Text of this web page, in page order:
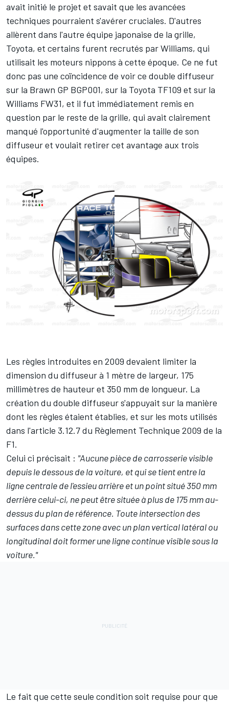
avait initié le projet et savait que les avancées
techniques pourraient s'avérer cruciales. D'autres
allèrent dans l'autre équipe japonaise de la grille,
Toyota, et certains furent recrutés par Williams, qui
utilisait les moteurs nippons à cette époque. Ce ne fut
donc pas une coïncidence de voir ce double diffuseur
sur la Brawn GP BGP001, sur la Toyota TF109 et sur la
Williams FW31, et il fut immédiatement remis en
question par le reste de la grille, qui avait clairement
manqué l'opportunité d'augmenter la taille de son
diffuseur et voulait retirer cet avantage aux trois
équipes.
Les règles introduites en 2009 devaient limiter la
dimension du diffuseur à 1 mètre de largeur, 175
millimètres de hauteur et 350 mm de longueur. La
création du double diffuseur s'appuyait sur la manière
dont les règles étaient établies, et sur les mots utilisés
dans l'article 3.12.7 du Règlement Technique 2009 de la
F1.
Celui ci précisait : "Aucune pièce de carrosserie visible
depuis le dessous de la voiture, et qui se tient entre la
ligne centrale de l'essieu arrière et un point situé 350 mm
derrière celui-ci, ne peut être située à plus de 175 mm au-
dessus du plan de référence. Toute intersection des
surfaces dans cette zone avec un plan vertical latéral ou
longitudinal doit former une ligne continue visible sous la
voiture."
Le fait que cette seule condition soit requise pour que